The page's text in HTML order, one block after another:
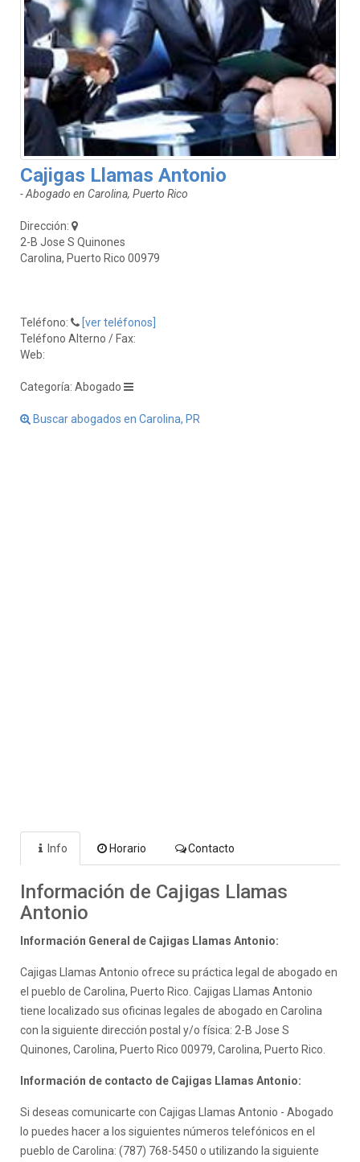
Cajigas Llamas Antonio
- Abogado en Carolina, Puerto Rico
Dirección:
2-B Jose S Quinones
Carolina, Puerto Rico 00979
Teléfono:
[ver teléfonos]
Teléfono Alterno / Fax:
Web:
Categoría: Abogado
Buscar abogados en Carolina, PR
Info Horario Contacto
Información de Cajigas Llamas
Antonio
Información General de Cajigas Llamas Antonio:
Cajigas Llamas Antonio ofrece su práctica legal de abogado en
el pueblo de Carolina, Puerto Rico. Cajigas Llamas Antonio
tiene localizado sus oficinas legales de abogado en Carolina
con la siguiente dirección postal y/o física: 2-B Jose S
Quinones, Carolina, Puerto Rico 00979, Carolina, Puerto Rico.
Información de contacto de Cajigas Llamas Antonio:
Si deseas comunicarte con Cajigas Llamas Antonio - Abogado
lo puedes hacer a los siguientes números telefónicos en el
pueblo de Carolina: (787) 768-5450 o utilizando la siguiente